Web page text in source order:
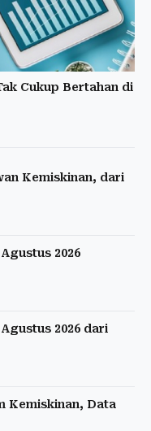
Cukup Bertahan di
Kemiskinan, dari
2026
2026 dari
Kemiskinan, Data